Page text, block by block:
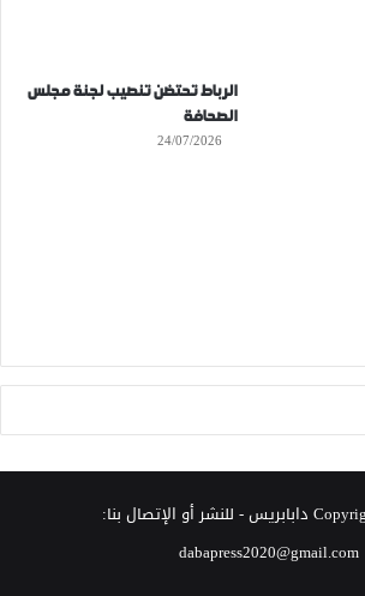
الرباط تحتضن تنصيب لجنة مجلس
الصحافة
24/07/2026
دابابريس- للنشر أو الإتصال بنا:
dabapress2020@gmail.com